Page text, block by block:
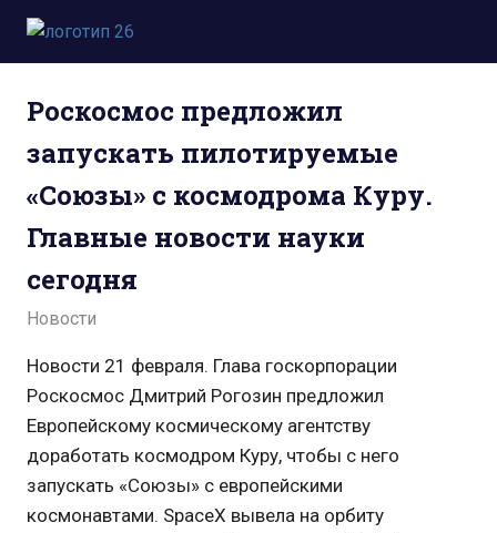
Пропустить
перейти
содержимому
космосе.
фото,
юмор,
база
знаний.
Роскосмос предложил
запускать пилотируемые
«Союзы» с космодрома Куру.
Главные новости науки
сегодня
22.02.2022
admin
Новости
Новости 21 февраля. Глава госкорпорации
Роскосмос Дмитрий Рогозин предложил
Европейскому космическому агентству
доработать космодром Куру, чтобы с него
запускать «Союзы» с европейскими
космонавтами. SpaceX вывела на орбиту